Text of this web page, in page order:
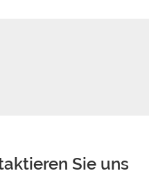
Sie uns